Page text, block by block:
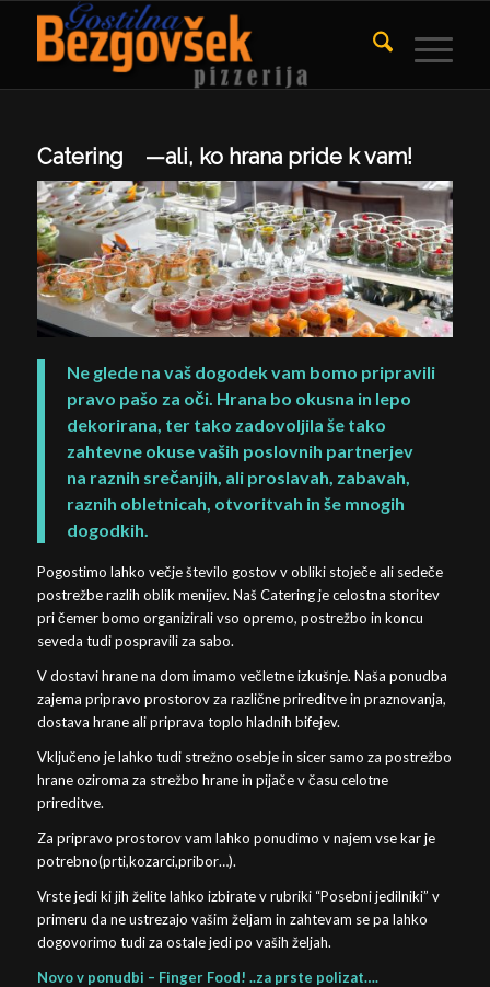
Catering —ali, ko hrana pride k vam!
Ne glede na vaš dogodek vam bomo pripravili
pravo pašo za oči. Hrana bo okusna in lepo
dekorirana, ter tako zadovoljila še tako
zahtevne okuse vaših poslovnih partnerjev
na raznih srečanjih, ali proslavah, zabavah,
raznih obletnicah, otvoritvah in še mnogih
dogodkih.
Pogostimo lahko večje število gostov v obliki stoječe ali sedeče
postrežbe razlih oblik menijev. Naš Catering je celostna storitev
pri čemer bomo organizirali vso opremo, postrežbo in koncu
seveda tudi pospravili za sabo.
V dostavi hrane na dom imamo večletne izkušnje. Naša ponudba
zajema pripravo prostorov za različne prireditve in praznovanja,
dostava hrane ali priprava toplo hladnih bifejev.
Vključeno je lahko tudi strežno osebje in sicer samo za postrežbo
hrane oziroma za strežbo hrane in pijače v času celotne
prireditve.
Za pripravo prostorov vam lahko ponudimo v najem vse kar je
potrebno(prti,kozarci,pribor…).
Vrste jedi ki jih želite lahko izbirate v rubriki “Posebni jedilniki” v
primeru da ne ustrezajo vašim željam in zahtevam se pa lahko
dogovorimo tudi za ostale jedi po vaših željah.
Novo v ponudbi – Finger Food! ..za prste polizat….